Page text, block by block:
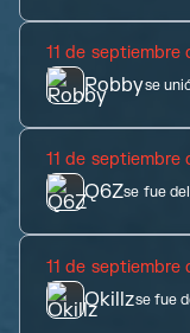
11 de septiembre
Robbyse
11 de septiembre
Q6Zse fue
11 de septiembre
Okillzse fue